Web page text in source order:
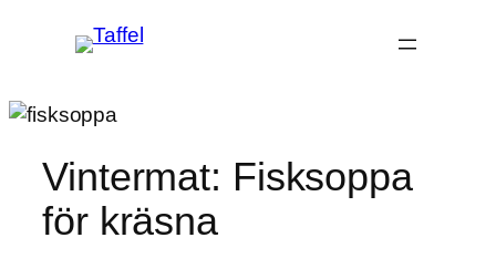
Vintermat: Fisksoppa
för kräsna